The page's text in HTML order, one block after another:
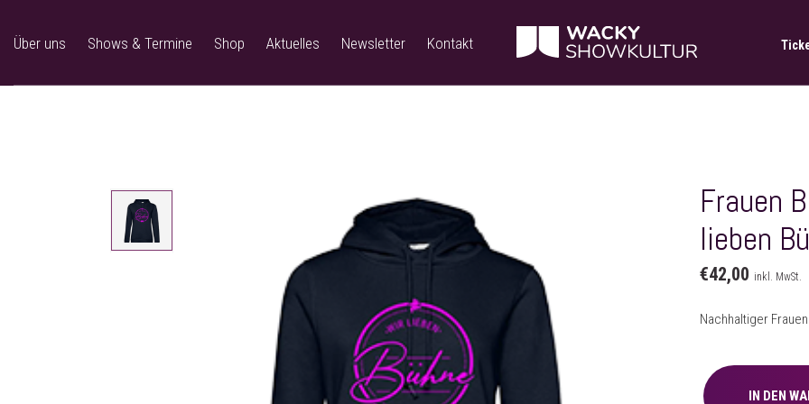
Über uns Shows & Termine Shop Aktuelles Newsletter Kontakt
Frauen
lieben
€42,00 inkl. MwSt.
Nachhaltiger
Frauen
Bio
IN DEN